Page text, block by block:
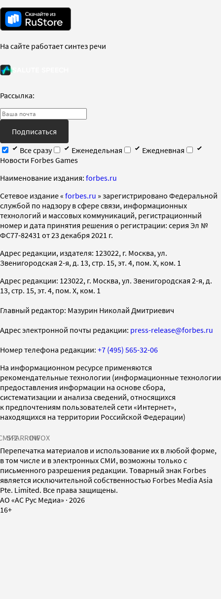
На сайте работает синтез речи
Рассылка:
Подписаться
Все сразу
Еженедельная
Ежедневная
Новости Forbes Games
Наименование издания: forbes.ru
Cетевое издание « forbes.ru » зарегистрировано Федеральной
службой по надзору в сфере связи, информационных
технологий и массовых коммуникаций, регистрационный
номер и дата принятия решения о регистрации: серия Эл №
ФС77-82431 от 23 декабря 2021 г.
Адрес редакции, издателя: 123022, г. Москва, ул.
Звенигородская 2-я, д. 13, стр. 15, эт. 4, пом. X, ком. 1
Адрес редакции: 123022, г. Москва, ул. Звенигородская 2-я, д.
13, стр. 15, эт. 4, пом. X, ком. 1
Главный редактор: Мазурин Николай Дмитриевич
Адрес электронной почты редакции: press-release@forbes.ru
Номер телефона редакции: +7 (495) 565-32-06
На информационном ресурсе применяются
рекомендательные технологии (информационные технологии
предоставления информации на основе сбора,
систематизации и анализа сведений, относящихся
к предпочтениям пользователей сети «Интернет»,
находящихся на территории Российской Федерации)
SPARROWINFOX
Перепечатка материалов и использование их в любой форме,
в том числе и в электронных СМИ, возможны только с
письменного разрешения редакции. Товарный знак Forbes
является исключительной собственностью Forbes Media Asia
Pte. Limited. Все права защищены.
AO «АС Рус Медиа» · 2026
16+